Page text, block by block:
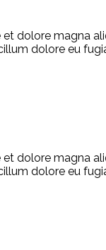
dolore magna
dolore eu
dolore magna
dolore eu